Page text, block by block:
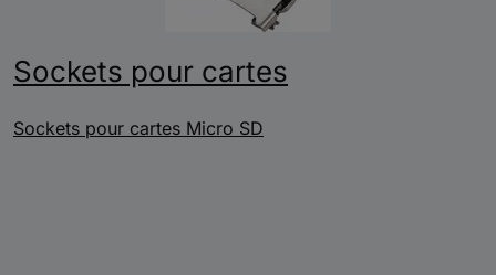
Sockets pour cartes
Sockets pour cartes Micro SD